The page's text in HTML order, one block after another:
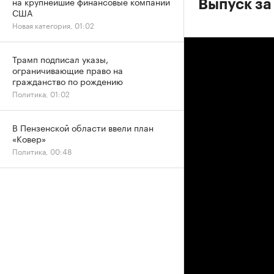
Выпуск
США
Новая категория, 01:02
Трамп подписал указы,
ограничивающие право на
гражданство по рождению
Политика, 01:02
В Пензенской области ввели план
«Ковер»
Политика, 00:48